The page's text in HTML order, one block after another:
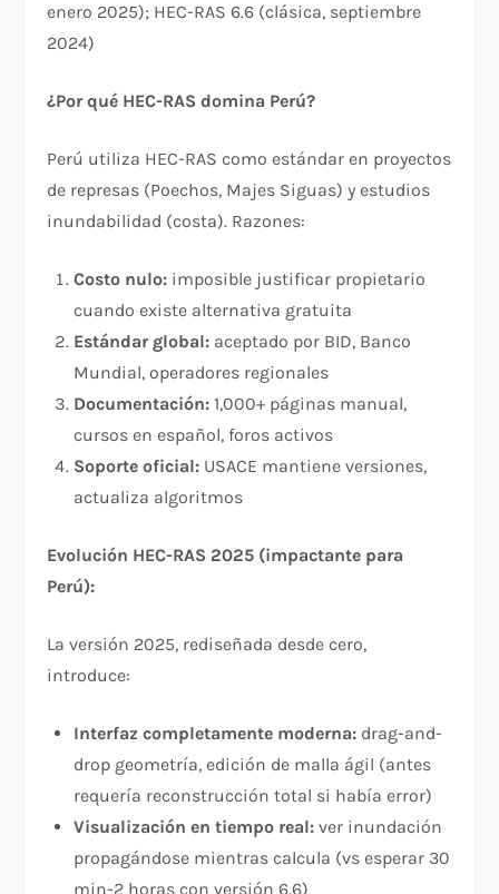
enero 2025); HEC-RAS 6.6 (clásica, septiembre
2024)
¿Por qué HEC-RAS domina Perú?
Perú utiliza HEC-RAS como estándar en proyectos
de represas (Poechos, Majes Siguas) y estudios
inundabilidad (costa). Razones:
Costo nulo: imposible justificar propietario
cuando existe alternativa gratuita
Estándar global: aceptado por BID, Banco
Mundial, operadores regionales
Documentación: 1,000+ páginas manual,
cursos en español, foros activos
Soporte oficial: USACE mantiene versiones,
actualiza algoritmos
Evolución HEC-RAS 2025 (impactante para
Perú):
La versión 2025, rediseñada desde cero,
introduce:
Interfaz completamente moderna: drag-and-
drop geometría, edición de malla ágil (antes
requería reconstrucción total si había error)
Visualización en tiempo real: ver inundación
propagándose mientras calcula (vs esperar 30
min-2 horas con versión 6.6)